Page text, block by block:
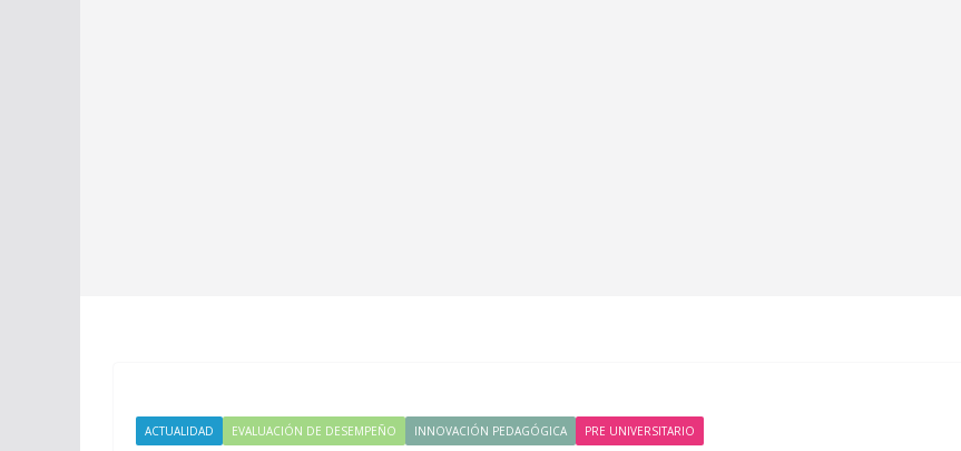
ACTUALIDAD EVALUACIÓN DE DESEMPEÑO INNOVACIÓN PEDAGÓGICA PRE UNIVERSITARIO